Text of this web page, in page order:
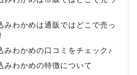
みわかめは通販ではどこで売っ
みわかめの口コミをチェック♪
みわかめの特徴について